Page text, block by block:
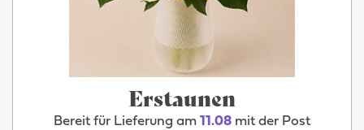
Erstaunen
Bereit für Lieferung am 11.08 mit der Post